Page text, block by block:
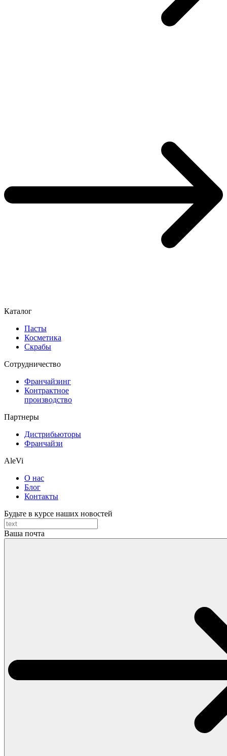
Каталог
Пасты
Косметика
Скрабы
Cотрудничество
Франчайзинг
Контрактное
производство
Партнеры
Дистрибьюторы
Франчайзи
AleVi
О нас
Блог
Контакты
Будьте в курсе наших новостей
Ваша почта